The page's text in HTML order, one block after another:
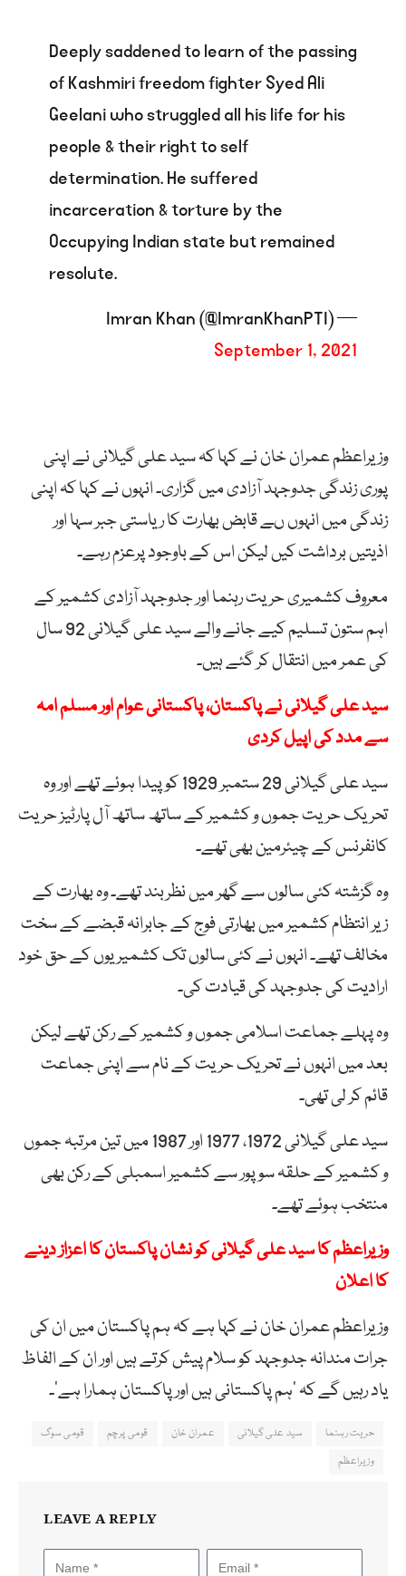
Deeply saddened to learn of the passing
of Kashmiri freedom fighter Syed Ali
Geelani who struggled all his life for his
people & their right to self
determination. He suffered
incarceration & torture by the
Occupying Indian state but remained
resolute.
— Imran Khan (@ImranKhanPTI)
September 1, 2021
وزیراعظم عمران خان نے کہا کہ سید علی گیلانی نے اپنی
پوری زندگی جدوجہد آزادی میں گزاری۔ انہوں نے کہا کہ اپنی
زندگی میں انہوں ںے قابض بھارت کا ریاستی جبر سہا اور
اذیتیں برداشت کیں لیکن اس کے باوجود پرعزم رہے۔
معروف کشمیری حریت رہنما اور جدوجہد آزادی کشمیر کے
اہم ستون تسلیم کیے جانے والے سید علی گیلانی 92 سال
کی عمر میں انتقال کر گئے ہیں۔
سید علی گیلانی نے پاکستان، پاکستانی عوام اور مسلم امہ
سے مدد کی اپیل کردی
سید علی گیلانی 29 ستمبر 1929 کو پیدا ہوئے تھے اور وہ
تحریک حریت جموں و کشمیر کے ساتھ ساتھ آل پارٹیز حریت
کانفرنس کے چیئرمین بھی تھے۔
وہ گزشتہ کئی سالوں سے گھر میں نظربند تھے۔ وہ بھارت کے
زیر انتظام کشمیر میں بھارتی فوج کے جابرانہ قبضے کے سخت
مخالف تھے۔ انہوں نے کئی سالوں تک کشمیریوں کے حق خود
ارادیت کی جدوجہد کی قیادت کی۔
وہ پہلے جماعت اسلامی جموں و کشمیر کے رکن تھے لیکن
بعد میں انہوں نے تحریک حریت کے نام سے اپنی جماعت
قائم کر لی تھی۔
سید علی گیلانی 1972، 1977 اور 1987 میں تین مرتبہ جموں
و کشمیر کے حلقہ سوپور سے کشمیر اسمبلی کے رکن بھی
منتخب ہوئے تھے۔
وزیراعظم کا سید علی گیلانی کو نشان پاکستان کا اعزاز دینے
کا اعلان
وزیراعظم عمران خان نے کہا ہے کہ ہم پاکستان میں ان کی
جرات مندانہ جدوجہد کو سلام پیش کرتے ہیں اور ان کے الفاظ
یاد رہیں گے کہ ‘ہم پاکستانی ہیں اور پاکستان ہمارا ہے’۔
حریت رہنما سید علی گیلانی عمران خان قومی پرچم
قومی سوگ
وزیراعظم
LEAVE A REPLY